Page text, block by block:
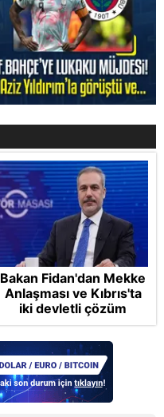
Bakan Fidan'dan Mekke
Anlaşması ve Kıbrıs'ta
iki devletli çözüm
mesajı: Bize
saldırmayan hiçbir ülke
hedefimizde değil